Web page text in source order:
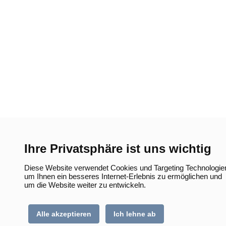
Ihre Privatsphäre ist uns wichtig
Diese Website verwendet Cookies und Targeting
um Ihnen ein besseres Internet-Erlebnis zu ermöglichen und
um die Website weiter zu entwickeln.
Alle akzeptieren Ich lehne ab